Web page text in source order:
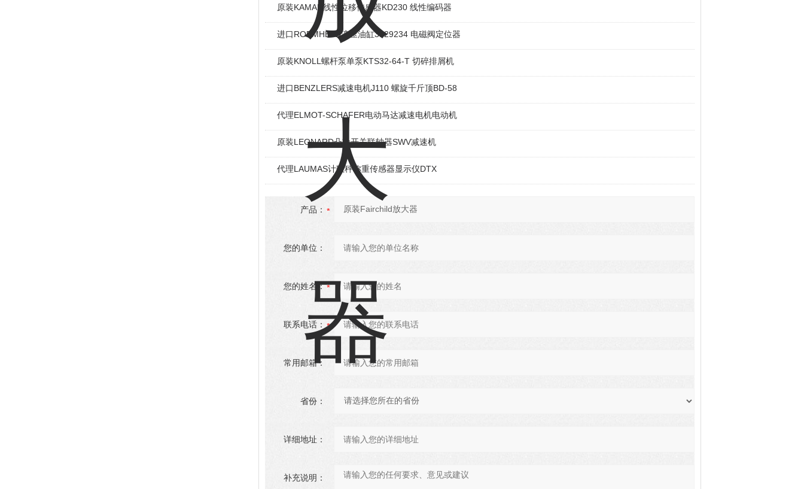
原装KAMAN线性位移传感器KD230 线性编码器
进口ROEMHELD液压油缸3829234 电磁阀定位器
原装KNOLL螺杆泵单泵KTS32-64-T 切碎排屑机
进口BENZLERS减速电机J110 螺旋千斤顶BD-58
代理ELMOT-SCHAFER电动马达减速电机电动机
原装LEONARD凸轮开关联轴器‌SWV减速机
代理LAUMAS计数秤称重传感器显示仪DTX
产品：
您的单位：
您的姓名：
联系电话：
常用邮箱：
省份：
详细地址：
补充说明：